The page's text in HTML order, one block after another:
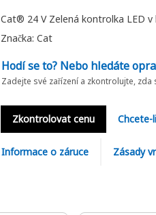
Cat® 24 V Zelená kontrolka LED v
Značka: Cat
Hodí se to? Nebo hledáte
Zadejte své zařízení a zkontrolujte,
Zkontrolovat cenu Chcete-
Informace o záruce Zásady